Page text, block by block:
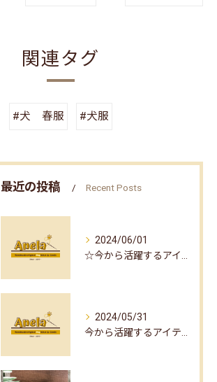
関連タグ
#犬 春服 #犬服
最近の投稿 Recent Posts
2024/06/01
2024/05/31